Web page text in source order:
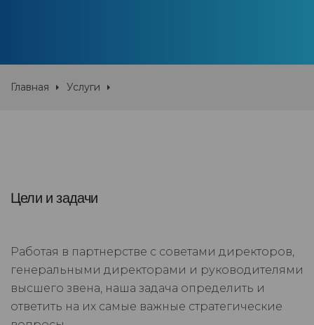
Главная Услуги
Цели и задачи
Работая в партнерстве с советами директоров,
генеральными директорами и руководителями
высшего звена, наша задача определить и
ответить на их самые важные стратегические